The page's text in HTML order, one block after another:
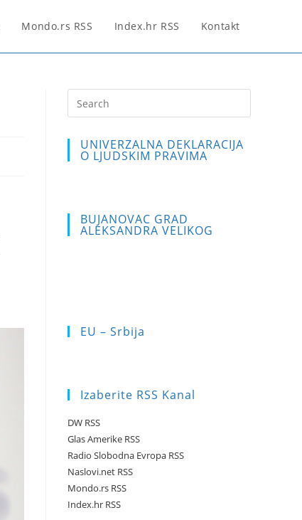
Mondo.rs RSS Index.hr RSS Kontakt
Escape
UNIVERZALNA DEKLARACIJA
O LJUDSKIM PRAVIMA
BUJANOVAC GRAD
ALEKSANDRA VELIKOG
EU – Srbija
Izaberite RSS Kanal
DW RSS
Glas Amerike RSS
Radio Slobodna Evropa RSS
Naslovi.net RSS
Mondo.rs RSS
Index.hr RSS